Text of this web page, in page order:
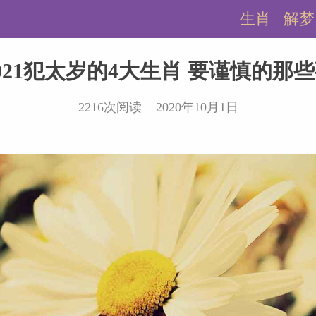
解梦
生肖
犯太岁的4大生肖 要谨慎的那
2216次阅读 2020年10月1日